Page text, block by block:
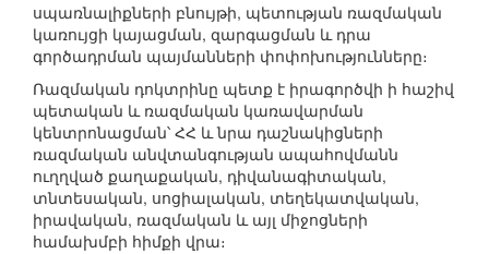
սպառնալիքների բնույթի, պետության ռազմական
կառույցի կայացման, զարգացման և դրա
գործադրման պայմանների փոփոխությունները։
Ռազմական դոկտրինը պետք է իրագործվի ի հաշիվ
պետական և ռազմական կառավարման
կենտրոնացման՝ ՀՀ և նրա դաշնակիցների
ռազմական անվտանգության ապահովմանն
ուղղված քաղաքական, դիվանագիտական,
տնտեսական, սոցիալական, տեղեկատվական,
իրավական, ռազմական և այլ միջոցների
համախմբի հիմքի վրա։